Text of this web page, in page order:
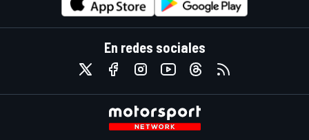
En redes sociales